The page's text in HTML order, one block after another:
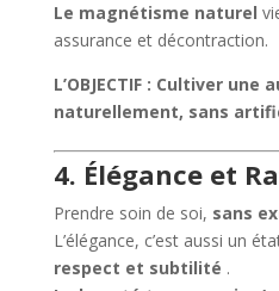
Le magnétisme naturel
assurance et décontraction.
L’OBJECTIF : Cultiver une
naturellement, sans
4. Élégance et
Prendre soin de soi, sans
L’élégance, c’est aussi un
respect et subtilité .